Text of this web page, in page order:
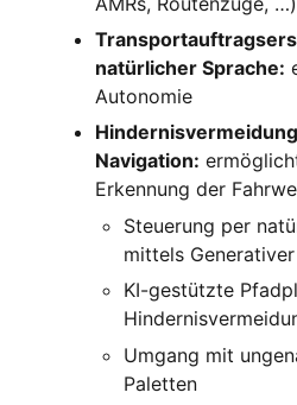
natürlicher Sprache:
Autonomie
Navigation:
Erkennung der
Steuerung per
mittels Generativer
KI-gestützte
Umgang mit
Paletten